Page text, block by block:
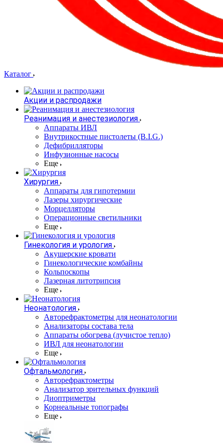
Каталог
Акции и распродажи
Реанимация и анестезиология
Аппараты ИВЛ
Внутрикостные пистолеты (B.I.G.)
Дефибрилляторы
Инфузионные насосы
Еще
Хирургия
Аппараты для гипотермии
Лазеры хирургические
Морцелляторы
Операционные светильники
Еще
Гинекология и урология
Акушерские кровати
Гинекологические комбайны
Кольпоскопы
Лазерная литотрипсия
Еще
Неонатология
Авторефрактометры для неонатологии
Анализаторы состава тела
Аппараты обогрева (лучистое тепло)
ИВЛ для неонатологии
Еще
Офтальмология
Авторефрактометры
Анализатор зрительных функций
Диоптриметры
Корнеальные топографы
Еще